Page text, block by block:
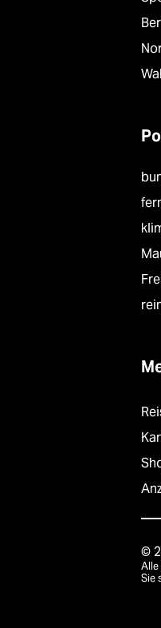
©
Alle
Sie